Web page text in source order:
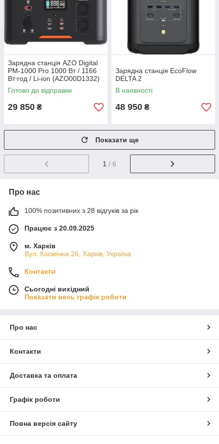
Зарядна станція AZO Digital
PM-1000 Pro 1000 Вт / 1166
Вт⋅год / Li-ion (AZO00D1332)
Готово до відправки
29 850 ₴
Зарядна станція EcoFlow
DELTA 2
В наявності
48 950 ₴
Показати ще
1 / 6
Про нас
100% позитивних з 28 відгуків за рік
Працює з 20.09.2025
м. Харків
Вул. Космічна 26, Харків, Україна
Контакти
Сьогодні вихідний
Показати весь графік роботи
Про нас
Контакти
Доставка та оплата
Графік роботи
Повна версія сайту